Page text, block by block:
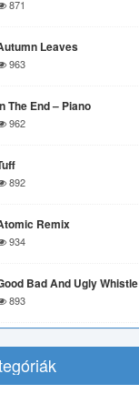
871
Leaves
963
The End – Piano
962
892
Remix
934
Bad And Ugly Whistle
893